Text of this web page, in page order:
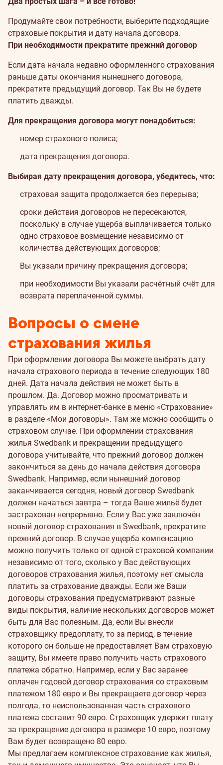
Продумайте свои потребности, выберите подходящие
страховые покрытия и дату начала договора.
При необходимости прекратите прежний договор
Если дата начала недавно оформленного страхования
раньше даты окончания нынешнего договора,
прекратите предыдущий договор. Так Вы не будете
платить дважды.
Для прекращения договора могут понадобиться:
номер страхового полиса;
дата прекращения договора.
Выбирая дату прекращения договора, убедитесь, что:
страховая защита продолжается без перерыва;
сроки действия договоров не пересекаются,
поскольку в случае ущерба выплачивается только
одно страховое возмещение независимо от
количества действующих договоров;
Вы указали причину прекращения договора;
при необходимости Вы указали расчётный счёт для
возврата переплаченной суммы.
Вопросы о смене
страхования жилья
При оформлении договора Вы можете выбрать дату
начала страхового периода в течение следующих 180
дней. Дата начала действия не может быть в
прошлом. Да. Договор можно просматривать и
управлять им в интернет-банке в меню «Страхование»
в разделе «Мои договоры». Там же можно сообщить о
страховом случае. При оформлении страхования
жилья Swedbank и прекращении предыдущего
договора учитывайте, что прежний договор должен
закончиться за день до начала действия договора
Swedbank. Например, если нынешний договор
заканчивается сегодня, новый договор Swedbank
должен начаться завтра – тогда Ваше жильё будет
застрахован непрерывно. Если у Вас уже заключён
новый договор страхования в Swedbank, прекратите
прежний договор. В случае ущерба компенсацию
можно получить только от одной страховой компании
независимо от того, сколько у Вас действующих
договоров страхования жилья, поэтому нет смысла
платить за страхование дважды. Если же Ваши
договоры страхования предусматривают разные
виды покрытия, наличие нескольких договоров может
быть для Вас полезным. Да, если Вы внесли
страховщику предоплату, то за период, в течение
которого он больше не предоставляет Вам страховую
защиту, Вы имеете право получить часть страхового
платежа обратно. Например, если у Вас заранее
оплачен годовой договор страхования со страховым
платежом 180 евро и Вы прекращаете договор через
полгода, то неиспользованная часть страхового
платежа составит 90 евро. Страховщик удержит плату
за прекращение договора в размере 10 евро, поэтому
Вам будет возвращено 80 евро.
Мы предлагаем комплексное страхование как жилья,